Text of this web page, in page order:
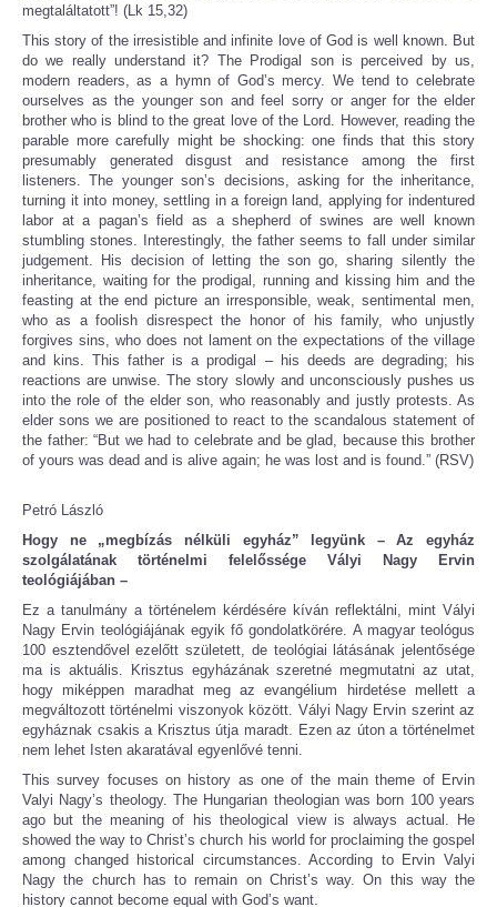
megtaláltatott”! (Lk 15,32)
This story of the irresistible and infinite love of God is well known. But
do we really understand it? The Prodigal son is perceived by us,
modern readers, as a hymn of God’s mercy. We tend to celebrate
ourselves as the younger son and feel sorry or anger for the elder
brother who is blind to the great love of the Lord. However, reading the
parable more carefully might be shocking: one finds that this story
presumably generated disgust and resistance among the first
listeners. The younger son’s decisions, asking for the inheritance,
turning it into money, settling in a foreign land, applying for indentured
labor at a pagan’s field as a shepherd of swines are well known
stumbling stones. Interestingly, the father seems to fall under similar
judgement. His decision of letting the son go, sharing silently the
inheritance, waiting for the prodigal, running and kissing him and the
feasting at the end picture an irresponsible, weak, sentimental men,
who as a foolish disrespect the honor of his family, who unjustly
forgives sins, who does not lament on the expectations of the village
and kins. This father is a prodigal – his deeds are degrading; his
reactions are unwise. The story slowly and unconsciously pushes us
into the role of the elder son, who reasonably and justly protests. As
elder sons we are positioned to react to the scandalous statement of
the father: “But we had to celebrate and be glad, because this brother
of yours was dead and is alive again; he was lost and is found.” (RSV)
Petró László
Hogy ne „megbízás nélküli egyház” legyünk – Az egyház
szolgálatának történelmi felelőssége Vályi Nagy Ervin
teológiájában –
Ez a tanulmány a történelem kérdésére kíván reflektálni, mint Vályi
Nagy Ervin teológiájának egyik fő gondolatkörére. A magyar teológus
100 esztendővel ezelőtt született, de teológiai látásának jelentősége
ma is aktuális. Krisztus egyházának szeretné megmutatni az utat,
hogy miképpen maradhat meg az evangélium hirdetése mellett a
megváltozott történelmi viszonyok között. Vályi Nagy Ervin szerint az
egyháznak csakis a Krisztus útja maradt. Ezen az úton a történelmet
nem lehet Isten akaratával egyenlővé tenni.
This survey focuses on history as one of the main theme of Ervin
Valyi Nagy’s theology. The Hungarian theologian was born 100 years
ago but the meaning of his theological view is always actual. He
showed the way to Christ’s church his world for proclaiming the gospel
among changed historical circumstances. According to Ervin Valyi
Nagy the church has to remain on Christ’s way. On this way the
history cannot become equal with God’s want.